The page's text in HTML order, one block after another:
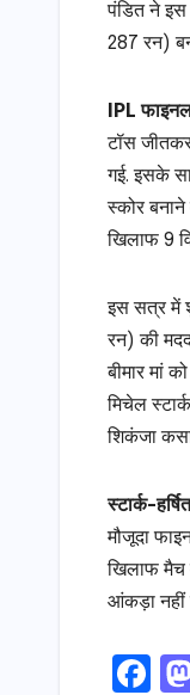
पंडित ने इस
287 रन)
IPL
टॉस
गई. इसके
स्कोर
खिलाफ 9
इस सत्र में
रन) की
बीमार मां
मिचेल
शिकंजा
स्टार्क-
मौजूदा
खिलाफ मैच
आंकड़ा नहीं
F